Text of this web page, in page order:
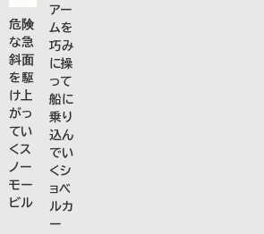
危険
な急
斜面
を駆
け上
がっ
てい
くス
ノー
モー
ビル
アー
ムを
巧み
に操
って
船に
乗り
込ん
でい
くシ
ョベ
ルカ
ー